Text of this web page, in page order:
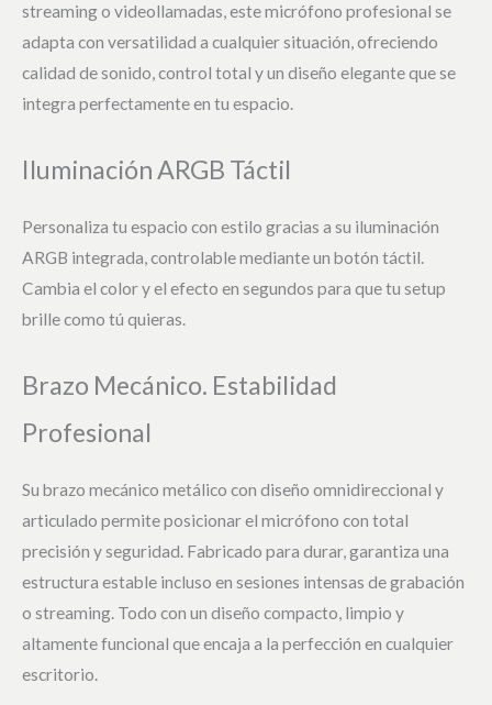
streaming o videollamadas, este micrófono profesional se
adapta con versatilidad a cualquier situación, ofreciendo
calidad de sonido, control total y un diseño elegante que se
integra perfectamente en tu espacio.
Iluminación ARGB Táctil
Personaliza tu espacio con estilo gracias a su iluminación
ARGB integrada, controlable mediante un botón táctil.
Cambia el color y el efecto en segundos para que tu setup
brille como tú quieras.
Brazo Mecánico. Estabilidad
Profesional
Su brazo mecánico metálico con diseño omnidireccional y
articulado permite posicionar el micrófono con total
precisión y seguridad. Fabricado para durar, garantiza una
estructura estable incluso en sesiones intensas de grabación
o streaming. Todo con un diseño compacto, limpio y
altamente funcional que encaja a la perfección en cualquier
escritorio.